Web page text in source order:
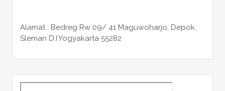
Alamat : Bedreg Rw 09/ 41 Maguwoharjo, Depok,
Sleman D.I.Yogyakarta 55282